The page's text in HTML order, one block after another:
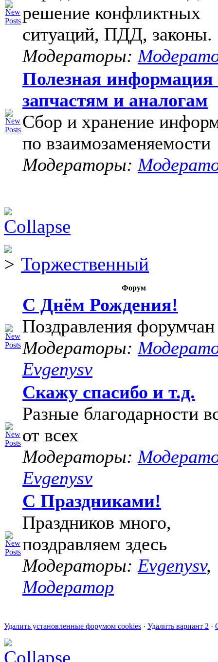
решение конфликтных
ситуаций, ПДД, законы.
Модераторы:
Полезная информация
запчастям и аналогам
Сбор и хранение
по взаимозаменяемости
Модераторы:
Торжественный
Форум
С Днём Рождения!
Поздравления форумчан
Модераторы:
Evgenysv
Скажу спасибо и т.д.
Разные благодарности
от всех
Модераторы:
Evgenysv
С Праздниками!
Праздников много,
поздравляем здесь
Модераторы: Evgenysv,
Модератор
Удалить установленные форумом cookies · Удалить вариант 2 ·